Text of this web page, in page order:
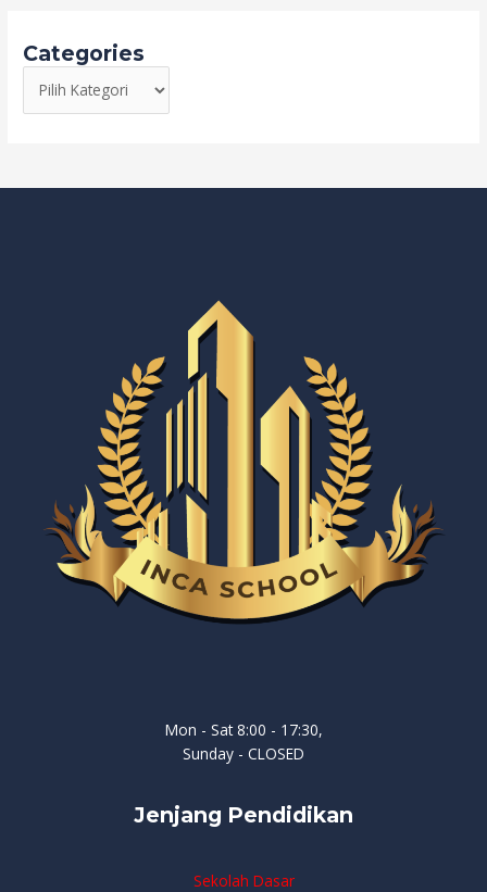
Categories
Mon - Sat 8:00 - 17:30,
Sunday - CLOSED
Jenjang Pendidikan
Sekolah Dasar